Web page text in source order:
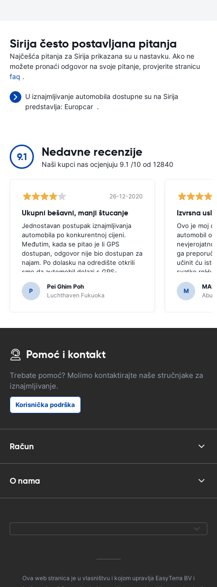
Sirija često postavljana pitanja
Najčešća pitanja za Sirija prikazana su u nastavku. Ako ne
možete pronaći odgovor na svoje pitanje, provjerite stranicu
faq .
U iznajmljivanje automobila dostupne su na Sirija
predstavlja: Europcar .
9.1 Nedavne recenzije
Naši kupci nas ocjenjuju 9.1 /10 od 12840
26-12-2020
Ukupni bešavni, manji štucanje
Jednostavan postupak iznajmljivanja
automobila po konkurentnoj cijeni.
Međutim, kada se pitao je li GPS
dostupan, odgovor nije bio dostupan za
najam. Po dolasku na odredište otkrili
smo da automobil dolazi s GPS-
om.rnrnBilo bi strašno da smo odlučili
kupiti GPS jer je bilo potrebno za
kretanje japanskim cestama.
P
Pei Ghim Poh
Luchthaven Fukuoka
Izvrsna
Ovo je moj
automobil
ga
učinit ću isto
M
Abu
Pomoć i kontakt
Trebate pomoć? Molimo kontaktirajte naše stručnjake za
iznajmljivanje.
Korisnička podrška
Račun
O nama
Ova web stranica je u vlasništvu i kojom upravlja EasyTerra BV i